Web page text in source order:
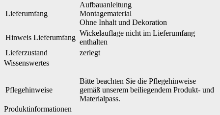
Lieferumfang
Aufbauanleitung
Montagematerial
Ohne Inhalt und Dekoration
Hinweis Lieferumfang
Wickelauflage nicht im Lieferumfang
enthalten
Lieferzustand
zerlegt
Wissenswertes
Pflegehinweise
Bitte beachten Sie die Pflegehinweise
gemäß unserem beiliegendem Produkt- und
Materialpass.
Produktinformationen